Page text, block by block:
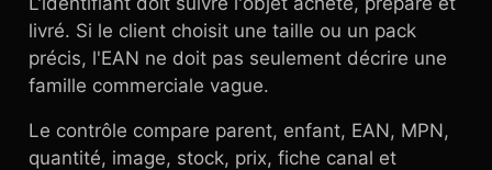
livré. Si le client choisit une taille ou un pack
précis, l'EAN ne doit pas seulement décrire une
famille commerciale vague.
Le contrôle compare parent, enfant, EAN, MPN,
quantité, image, stock, prix, fiche canal et